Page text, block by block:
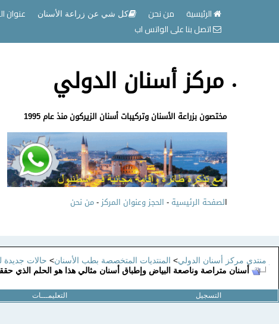
الرئيسية من نحن كل شي عن زراعة الأسنان
عنوان
اتصل بنا على الواتس اب
مركز أسنان الدولي
مختصون بزراعة الأسنان وتركيبات أسنان الزيركون منذ عام 1995
الصفحة الرئيسية - الحجز وعنوان المركز-من نحن
منتدى مركز أسنان الدولي> المنتديات المتخصصة بطب الأسنان> حالات جديدة
أسنان متراصة وناصعة البياض وإطباق أسنان مثالي هذا هو الحلم الذي
التسجيل التعليمـــات